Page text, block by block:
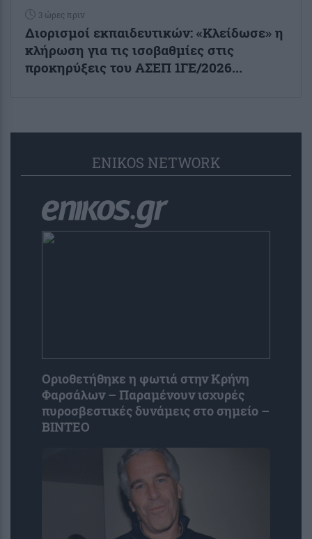
3 ώρες πριν
Διορισμοί εκπαιδευτικών: «Κλείδωσε» η
κλήρωση για τις ισοβαθμίες στις
προκηρύξεις του ΑΣΕΠ 1ΓΕ/2026...
ENIKOS NETWORK
Οριοθετήθηκε η φωτιά στην Κρήνη
Φαρσάλων – Παραμένουν ισχυρές
πυροσβεστικές δυνάμεις στο σημείο –
ΒΙΝΤΕΟ